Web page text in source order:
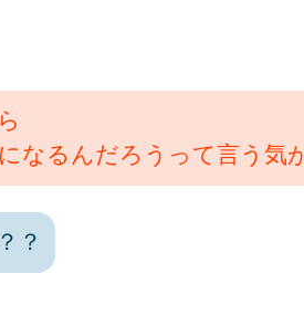
なるんだろうって言う気
？